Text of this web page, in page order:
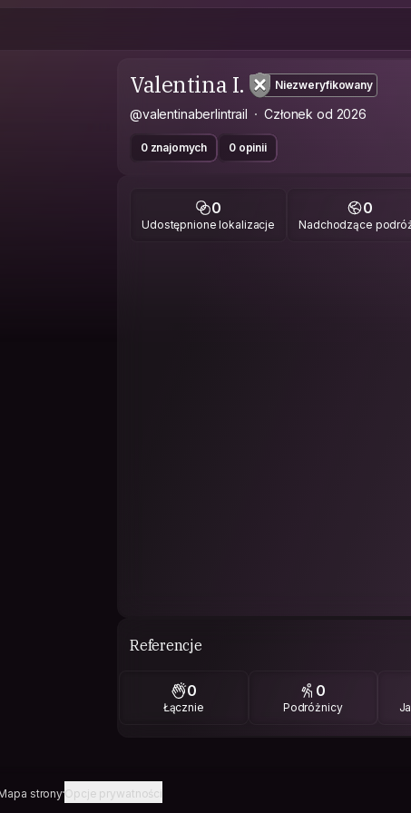
Valentina I. Niezweryfikowany
@valentinaberlintrail Członek od 2026
0 znajomych 0 opinii
0
Udostępnione lokalizacje
0
Nadchodzące
Referencje
0
Łącznie
0
Podróżnicy
stronyOpcje prywatności